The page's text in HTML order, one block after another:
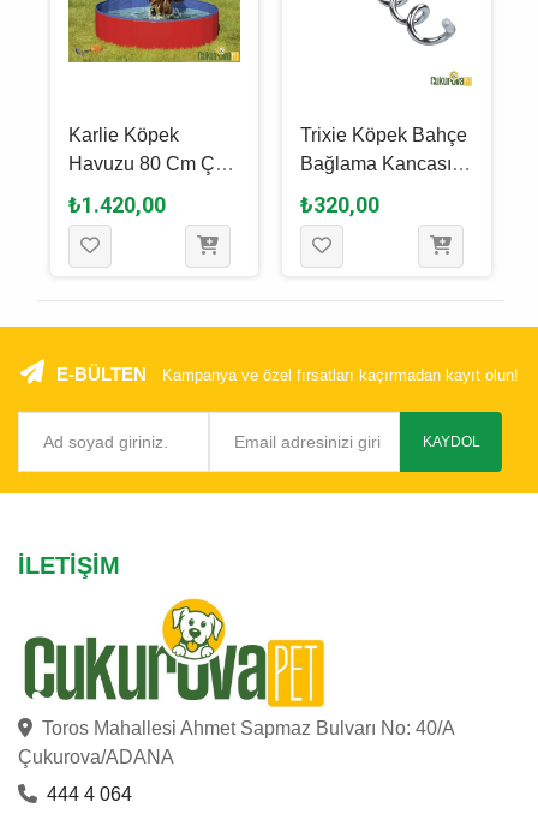
Karlie Köpek
Havuzu 80 Cm Çap
- Mavi̇ Kırmızı
₺1.420,00
Trixie Köpek Bahçe
Bağlama Kancası
40 Cm Çap 9 Mm
₺320,00
E-BÜLTEN Kampanya ve özel fırsatları kaçırmadan kayıt olun!
KAYDOL
İLETIŞIM
Toros Mahallesi Ahmet Sapmaz Bulvarı No: 40/A
Çukurova/ADANA
444 4 064